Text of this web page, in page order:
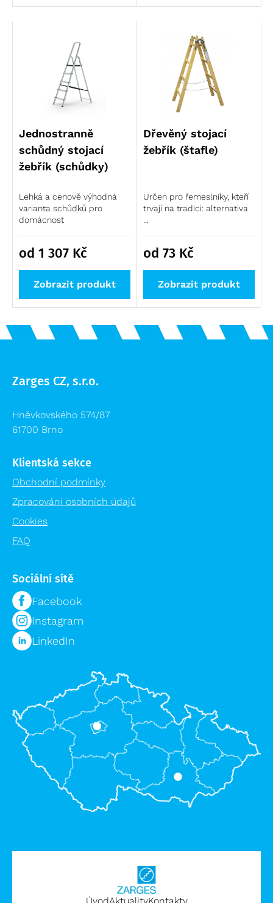
Jednostranně
schůdný stojací
žebřík (schůdky)
Lehká a cenově výhodná
varianta schůdků pro
domácnost
od 1 307 Kč
Zobrazit produkt
Dřevěný stojací
žebřík (štafle)
Určen pro řemeslníky, kteří
trvají na tradici: alternativa
od 73 Kč
Zobrazit produkt
Zarges CZ, s.r.o.
Hněvkovského 574/87
61700 Brno
Klientská sekce
Obchodní podmínky
Zpracování osobních údajů
Cookies
FAQ
Sociální sítě
Facebook
Instagram
LinkedIn
ÚvodAktualityKontakty